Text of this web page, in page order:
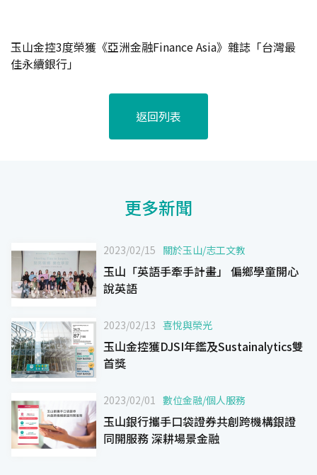
玉山金控3度榮獲《亞洲金融Finance Asia》雜誌「台灣最
佳永續銀行」
返回列表
更多新聞
2023/02/15 關於玉山/志工文教
玉山「英語手牽手計畫」 偏鄉學童開心
說英語
2023/02/13 喜悅與榮光
玉山金控獲DJSI年鑑及Sustainalytics雙
首獎
2023/02/01 數位金融/個人服務
玉山銀行攜手口袋證券共創跨機構銀證
同開服務 深耕場景金融